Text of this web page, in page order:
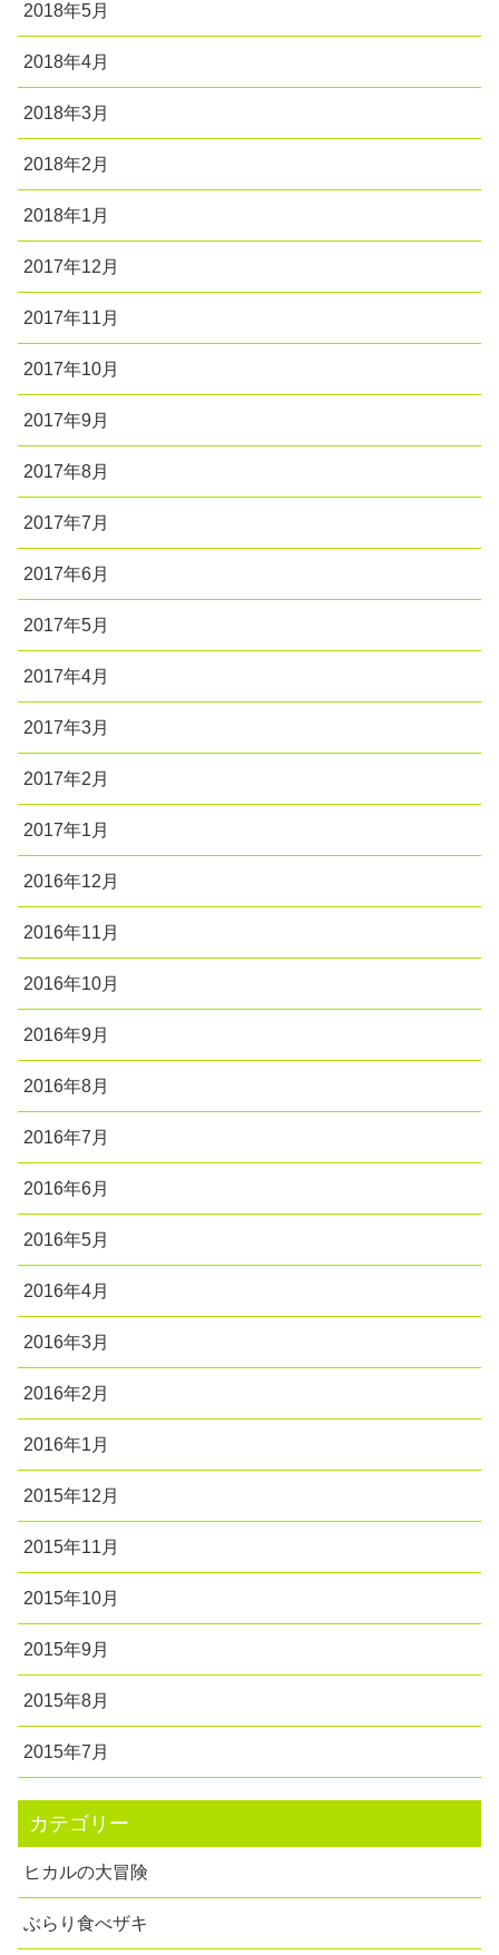
2018年5月
2018年4月
2018年3月
2018年2月
2018年1月
2017年12月
2017年11月
2017年10月
2017年9月
2017年8月
2017年7月
2017年6月
2017年5月
2017年4月
2017年3月
2017年2月
2017年1月
2016年12月
2016年11月
2016年10月
2016年9月
2016年8月
2016年7月
2016年6月
2016年5月
2016年4月
2016年3月
2016年2月
2016年1月
2015年12月
2015年11月
2015年10月
2015年9月
2015年8月
2015年7月
カテゴリー
ヒカルの大冒険
ぶらり食べザキ